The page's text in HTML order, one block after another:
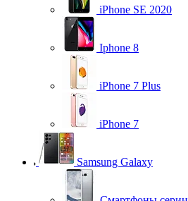
iPhone SE 2020
Iphone 8
iPhone 7 Plus
iPhone 7
Samsung Galaxy